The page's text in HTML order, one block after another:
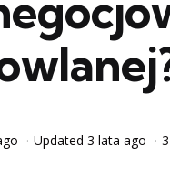
Updated 3 lata ago